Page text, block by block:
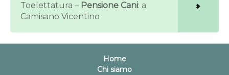
Toelettatura – Pensione Cani: a
Camisano Vicentino
Home
Chi siamo